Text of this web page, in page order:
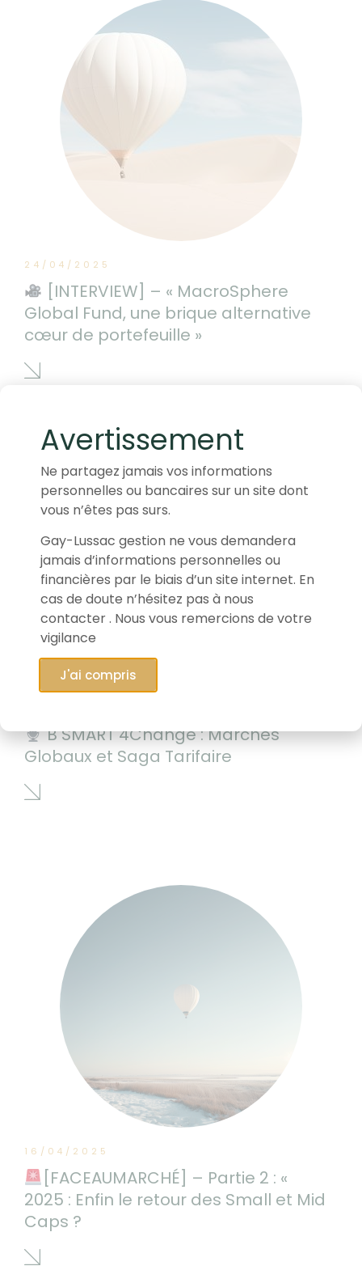
24/04/2025
[INTERVIEW] – « MacroSphere
Global Fund, une brique alternative
cœur de portefeuille »
B SMART 4Change : Marchés
Globaux et Saga Tarifaire
16/04/2025
[FACEAUMARCHÉ] – Partie 2 : «
2025 : Enfin le retour des Small et Mid
Caps ?
Avertissement
Ne partagez jamais vos informations
personnelles ou bancaires sur un site dont
vous n’êtes pas surs.
Gay-Lussac gestion ne vous demandera
jamais d’informations personnelles ou
financières par le biais d’un site internet. En
cas de doute n’hésitez pas à nous
contacter . Nous vous remercions de votre
vigilance
J'ai compris